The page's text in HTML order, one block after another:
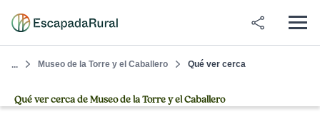
... Museo de la Torre y el Caballero Qué ver cerca
Qué ver cerca de Museo de la Torre y el Caballero